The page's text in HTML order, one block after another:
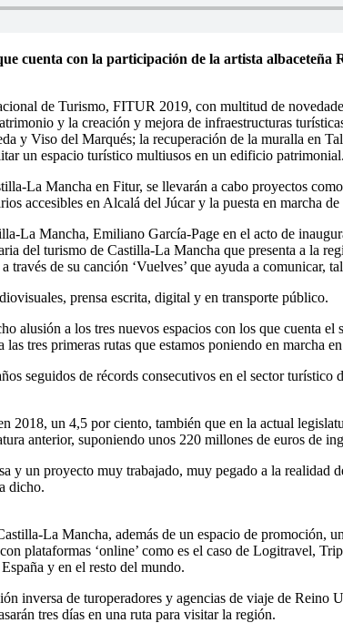
con la participación de la artista albaceteña
de Turismo, FITUR 2019, con multitud de
y la creación y mejora de infraestructuras
y Viso del Marqués; la recuperación de la muralla en
un espacio turístico multiusos en un edificio patrimonial.
La Mancha en Fitur, se llevarán a cabo proyectos
accesibles en Alcalá del Júcar y la puesta en marcha
La Mancha, Emiliano García-Page en el acto de
del turismo de Castilla-La Mancha que presenta a la
de su canción ‘Vuelves’ que ayuda a comunicar,
prensa escrita, digital y en transporte público.
alusión a los tres nuevos espacios con los que cuenta
tres primeras rutas que estamos poniendo en marcha
seguidos de récords consecutivos en el sector
2018, un 4,5 por ciento, también que en la actual
anterior, suponiendo unos 220 millones de euros de
y un proyecto muy trabajado, muy pegado a la realidad
dicho.
La Mancha, además de un espacio de promoción,
plataformas ‘online’ como es el caso de Logitravel,
y en el resto del mundo.
inversa de turoperadores y agencias de viaje de
tres días en una ruta para visitar la región.